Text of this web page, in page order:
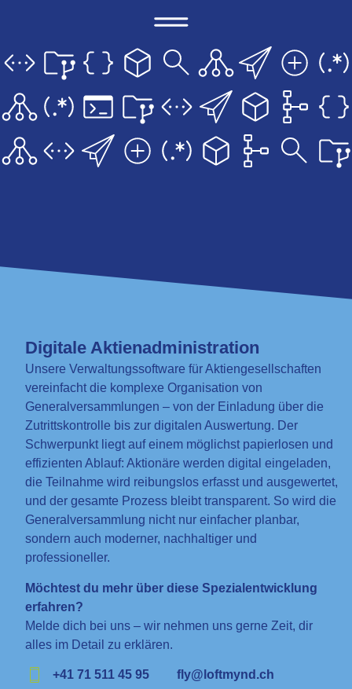
Digitale Aktienadministration
Unsere Verwaltungssoftware für Aktiengesellschaften
vereinfacht die komplexe Organisation von
Generalversammlungen – von der Einladung über die
Zutrittskontrolle bis zur digitalen Auswertung. Der
Schwerpunkt liegt auf einem möglichst papierlosen und
effizienten Ablauf: Aktionäre werden digital eingeladen,
die Teilnahme wird reibungslos erfasst und ausgewertet,
und der gesamte Prozess bleibt transparent. So wird die
Generalversammlung nicht nur einfacher planbar,
sondern auch moderner, nachhaltiger und
professioneller.
Möchtest du mehr über diese Spezialentwicklung
erfahren?
Melde dich bei uns – wir nehmen uns gerne Zeit, dir
alles im Detail zu erklären.
+41 71 511 45 95 fly@loftmynd.ch